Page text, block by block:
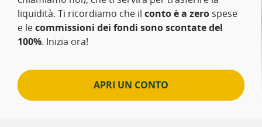
liquidità. Ti ricordiamo che il conto è a zero spese
e lecommissioni dei fondi sono scontate del
100%. Inizia ora!
APRI UN CONTO